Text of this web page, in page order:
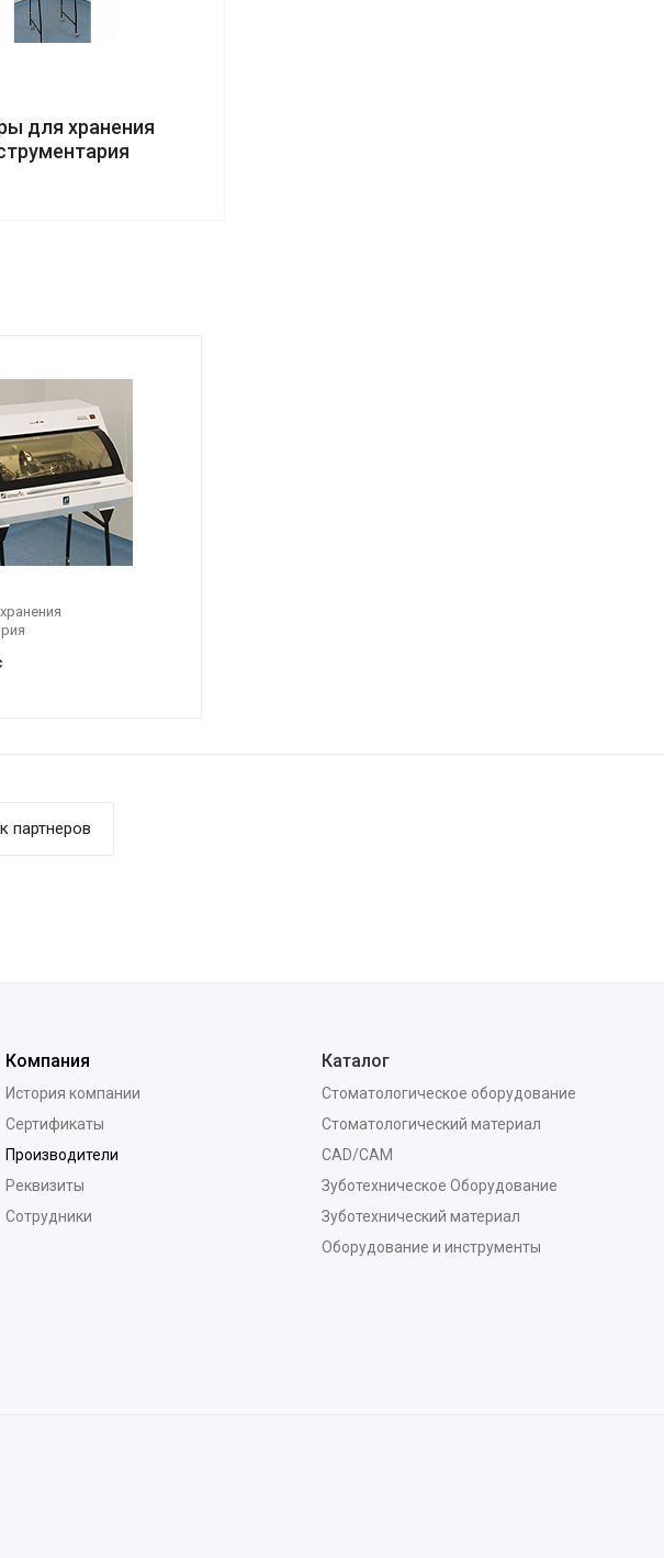
для хранения
партнеров
Компания
История компании
Сертификаты
Производители
Реквизиты
Сотрудники
Каталог
Стоматологическое оборудование
Стоматологический материал
CAD/CAM
Зуботехническое Оборудование
Зуботехнический материал
Оборудование и инструменты